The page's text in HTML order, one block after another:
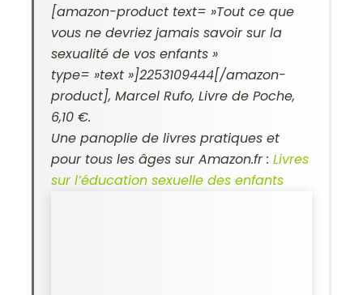
[amazon-product text= »Tout ce que
vous ne devriez jamais savoir sur la
sexualité de vos enfants »
type= »text »]2253109444[/amazon-
product], Marcel Rufo, Livre de Poche,
6,10 €.
Une panoplie de livres pratiques et
pour tous les âges sur Amazon.fr :Livres
sur l’éducation sexuelle des enfants